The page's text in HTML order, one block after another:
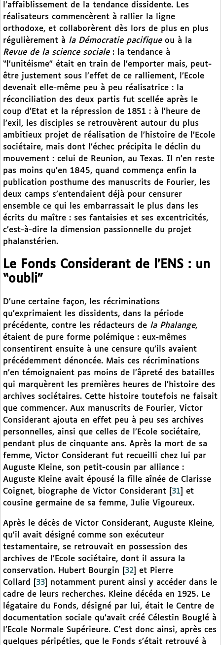
l’affaiblissement de la tendance dissidente. Les
réalisateurs commencèrent à rallier la ligne
orthodoxe, et collaborèrent dès lors de plus en plus
régulièrement à la Démocratie pacifiqueou à la
Revue de la science sociale: la tendance à
“l’unitéisme” était en train de l’emporter mais, peut-
être justement sous l’effet de ce ralliement, l’Ecole
devenait elle-même peu à peu réalisatrice : la
réconciliation des deux partis fut scellée après le
coup d’Etat et la répression de 1851 : à l’heure de
l’exil, les disciples se retrouvèrent autour du plus
ambitieux projet de réalisation de l’histoire de l’Ecole
sociétaire, mais dont l’échec précipita le déclin du
mouvement : celui de Reunion, au Texas. Il n’en reste
pas moins qu’en 1845, quand commença enfin la
publication posthume des manuscrits de Fourier, les
deux camps s’entendaient déjà pour censurer
ensemble ce qui les embarrassait le plus dans les
écrits du maître : ses fantaisies et ses excentricités,
c’est-à-dire la dimension passionnelle du projet
phalanstérien.
Le Fonds Considerant de l’ENS : un
“oubli”
D’une certaine façon, les récriminations
qu’exprimaient les dissidents, dans la période
précédente, contre les rédacteurs de la Phalange,
étaient de pure forme polémique : eux-mêmes
consentirent ensuite à une censure qu’ils avaient
précédemment dénoncée. Mais ces récriminations
n’en témoignaient pas moins de l’âpreté des batailles
qui marquèrent les premières heures de l’histoire des
archives sociétaires. Cette histoire toutefois ne faisait
que commencer. Aux manuscrits de Fourier, Victor
Considerant ajouta en effet peu à peu ses archives
personnelles, ainsi que celles de l’Ecole sociétaire,
pendant plus de cinquante ans. Après la mort de sa
femme, Victor Considerant fut recueilli chez lui par
Auguste Kleine, son petit-cousin par alliance :
Auguste Kleine avait épousé la fille aînée de Clarisse
Coignet, biographe de Victor Considerant
31
et
cousine germaine de sa femme, Julie Vigoureux.
Après le décès de Victor Considerant, Auguste Kleine,
qu’il avait désigné comme son exécuteur
testamentaire, se retrouvait en possession des
archives de l’Ecole sociétaire, dont il assura la
conservation. Hubert Bourgin
32
et Pierre
Collard
33
notamment purent ainsi y accéder dans le
cadre de leurs recherches. Kleine décéda en 1925. Le
légataire du Fonds, désigné par lui, était le Centre de
documentation sociale qu’avait créé Célestin Bouglé à
l’Ecole Normale Supérieure. C’est donc ainsi, après ces
quelques péripéties, que le Fonds s’était retrouvé à